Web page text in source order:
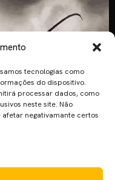
tecnologias como
do dispositivo.
processar dados, como
neste site. Não
negativamante certos